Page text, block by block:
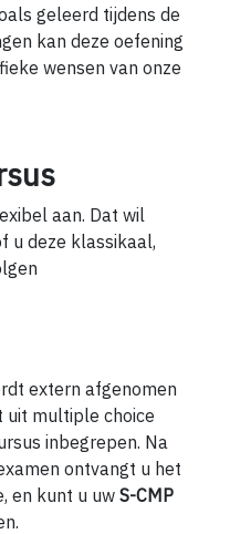
geleerd tijdens de
kan deze oefening
wensen van onze
aan. Dat wil
u deze klassikaal,
extern afgenomen
uit multiple choice
inbegrepen. Na
ontvangt u het
en kunt u uw S-CMP